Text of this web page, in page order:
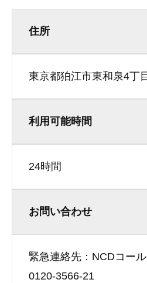
住所
東京都狛江市東和泉4丁目
利用可能時間
24時間
お問い合わせ
緊急連絡先：NCDコー
0120-3566-21